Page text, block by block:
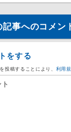
記事へのコメン
をする
投稿することにより、 利用